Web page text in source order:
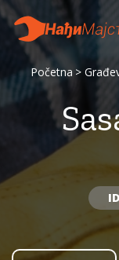
Početna